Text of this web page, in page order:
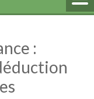
: